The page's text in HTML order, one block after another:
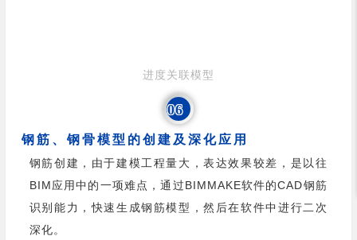
进度关联模型
06
钢筋、钢骨模型的创建及深化应用
钢筋创建，由于建模工程量大，表达效果较差，是以往
BIM应用中的一项难点，通过BIMMAKE软件的CAD钢筋
识别能力，快速生成钢筋模型，然后在软件中进行二次
深化。